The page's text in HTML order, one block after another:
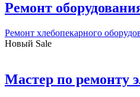
Ремонт
Ремонт хлебопекарного
Новый Sale
Мастер по ремонту